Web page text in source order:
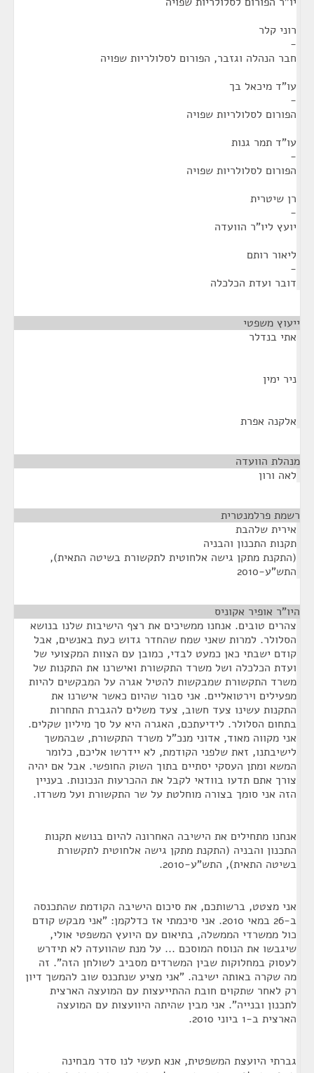
רוני קלר
-
חבר הנהלה וגזבר, הפורום לסלולריות שפויה
עו"ד מיכאל בך
-
הפורום לסלולריות שפויה
עו"ד תמר גנות
-
הפורום לסלולריות שפויה
רן שיטרית
-
יועץ ליו"ר הוועדה
ליאור רותם
-
דובר ועדת הכלכלה
ייעוץ משפטי
אתי בנדלר
ניר ימין
אלקנה אפרת
מנהלת הוועדה
לאה ורון
רשמת פרלמנטרית
אירית שלהבת
תקנות התכנון והבניה
(התקנת מתקן גישה אלחוטית לתקשורת בשיטה התאית),
התש"ע-2010
היו"ר אופיר אקוניס
צהרים טובים. אנחנו ממשיכים את רצף הישיבות שלנו בנושא
הסלולר. למרות שאני שמח שהחדר גדוש כעת באנשים, אבל
קודם ישבתי כאן כמעט לבדי, כמובן עם הצוות המקצועי של
ועדת הכלכלה ושל משרד התקשורת ואישרנו את התקנות של
משרד התקשורת שמבקשות להטיל אגרה על המבקשים להיות
מפעילים וירטואליים. אני סבור שהיום כאשר אישרנו את
התקנות עשינו צעד חשוב, צעד משלים להגברת התחרות
בתחום הסלולר. לידיעתכם, האגרה היא על סך מיליון שקלים.
אני מקווה מאוד, אדוני מנכ"ל משרד התקשורת, שבהמשך
לישיבתנו, זאת שלפני הקודמת, לא יידרשו אליכם, כלומר
המשא ומתן העסקי יסתיים בתוך השוק החופשי. אבל אם יהיה
צורך אתם תדעו בוודאי לקבל את ההכרעות הנכונות. בעניין
הזה אני סומך בצורה מוחלטת על שר התקשורת ועל משרדו.
אנחנו מתחילים את הישיבה האחרונה להיום בנושא תקנות
התכנון והבניה (התקנת מתקן גישה אלחוטית לתקשורת
בשיטה התאית), התש"ע-2010.
אני מצטט, ברשותכם, את סיכום הישיבה הקודמת שהתכנסה
ב-26 במאי 2010. אני סיכמתי אז כדלקמן: "אני מבקש קודם
כול ממשרדי הממשלה, בתיאום עם היועץ המשפטי אולי,
שיגבשו את הנוסח המוסכם ... על מנת שהוועדה לא תידרש
לעסוק במחלוקות שבין המשרדים מסביב לשולחן הזה". זה
מה שקרה באותה ישיבה. "אני מציע שנתכנס שוב להמשך דיון
רק לאחר שתקוים חובת ההתייעצות עם המועצה הארצית
לתכנון ובנייה". אני מבין שהיתה היוועצות עם המועצה
הארצית ב-1 ביוני 2010.
גברתי היועצת המשפטית, אנא תעשי לנו סדר מבחינה